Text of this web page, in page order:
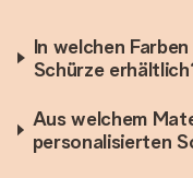
In welchen
Schürze
Aus welchem
personalisierten